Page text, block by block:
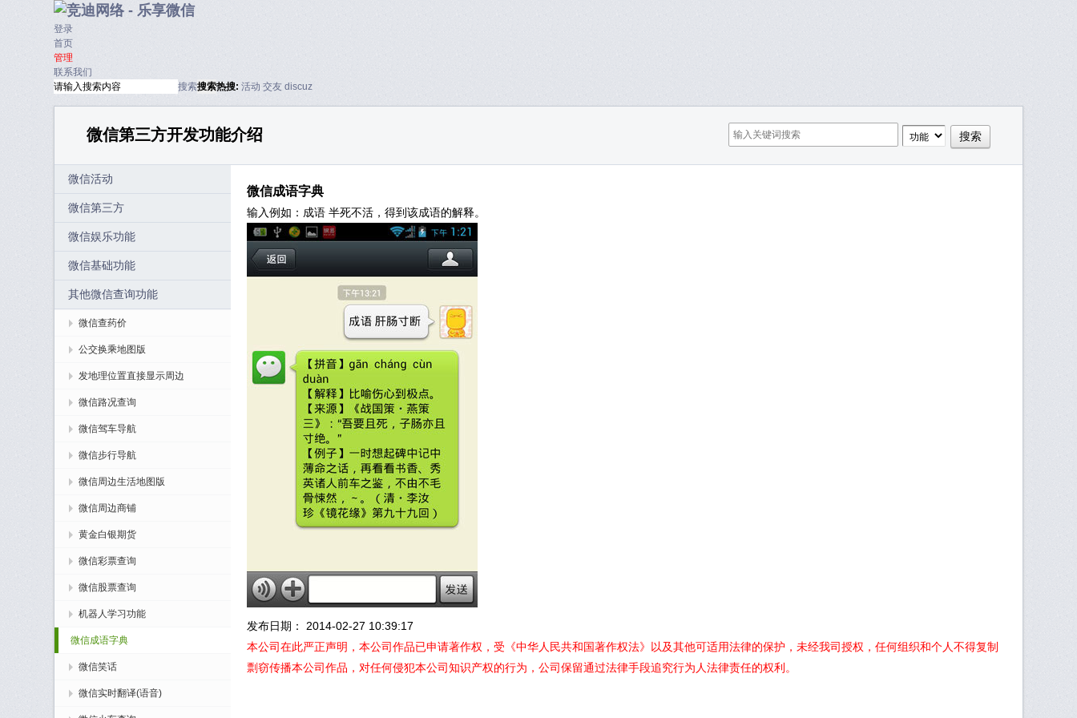
登录
首页
管理
联系我们
搜索搜索热搜: 活动 交友 discuz
微信第三方开发功能介绍
微信活动
微信第三方
微信娱乐功能
微信基础功能
其他微信查询功能
微信查药价
公交换乘地图版
发地理位置直接显示周边
微信路况查询
微信驾车导航
微信步行导航
微信周边生活地图版
微信周边商铺
黄金白银期货
微信彩票查询
微信股票查询
机器人学习功能
微信成语字典
微信笑话
微信实时翻译(语音)
微信成语字典
输入例如：成语 半死不活，得到该成语的解释。
发布日期： 2014-02-27 10:39:17
本公司在此严正声明，本公司作品已申请著作权，受《中华人民共和国著作权法》以及其他可适用法律的保护，未经我司授权，任何组织和个人不得复制
剽窃传播本公司作品，对任何侵犯本公司知识产权的行为，公司保留通过法律手段追究行为人法律责任的权利。